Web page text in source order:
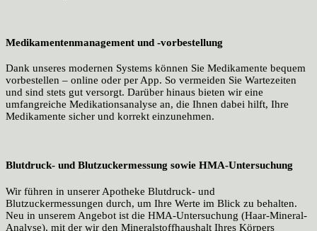
Medikamentenmanagement und -vorbestellung
Dank unseres modernen Systems können Sie Medikamente bequem
vorbestellen – online oder per App. So vermeiden Sie Wartezeiten
und sind stets gut versorgt. Darüber hinaus bieten wir eine
umfangreiche Medikationsanalyse an, die Ihnen dabei hilft, Ihre
Medikamente sicher und korrekt einzunehmen.
Blutdruck- und Blutzuckermessung sowie HMA-Untersuchung
Wir führen in unserer Apotheke Blutdruck- und
Blutzuckermessungen durch, um Ihre Werte im Blick zu behalten.
Neu in unserem Angebot ist die HMA-Untersuchung (Haar-Mineral-
Analyse), mit der wir den Mineralstoffhaushalt Ihres Körpers